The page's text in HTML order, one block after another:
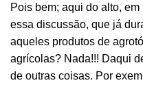
Pois bem; aqui do alto,
essa discussão, que já
aqueles produtos de
agrícolas? Nada!!! Daqui
de outras coisas. Por